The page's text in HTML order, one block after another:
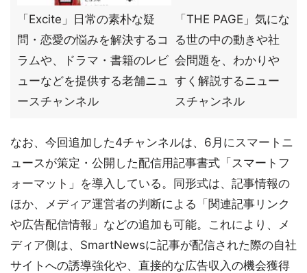
「Excite」日常の素朴な疑
問・恋愛の悩みを解決するコ
ラムや、ドラマ・書籍のレビ
ューなどを提供する老舗ニュ
ースチャンネル
「THE PAGE」気にな
る世の中の動きや社
会問題を、わかりや
すく解説するニュー
スチャンネル
なお、今回追加した4チャンネルは、6月にスマートニ
ュースが策定・公開した配信用記事書式「スマートフ
ォーマット」を導入している。同形式は、記事情報の
ほか、メディア運営者の判断による「関連記事リンク
や広告配信情報」などの追加も可能。これにより、メ
ディア側は、SmartNewsに記事が配信された際の自社
サイトへの誘導強化や、直接的な広告収入の機会獲得